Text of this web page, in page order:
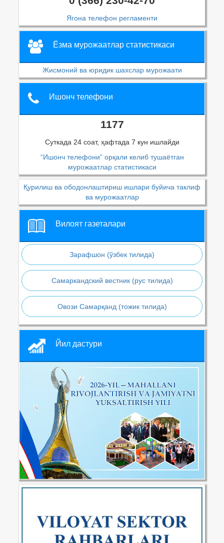
Ягона телефон регламенти
Ёзма мурожаатлар статистикаси
Жисмоний ва юридик шахслар мурожаати
Ишонч телефони
1177
Суткада 24 соат, ҳафтада 7 кун ишлайди
“Ишонч телефони” орқали келиб тушаётган
мурожаатлар статистикаси
Қурилиш ва ободонлаштириш ишлари буйича таклиф
ва мурожаатлар
Вилоят газеталари
Зарафшон (ўзбек тилида)
Самаркандский вестник (рус тилида)
Овози Самарқанд (тожик тилида)
Йил дастури